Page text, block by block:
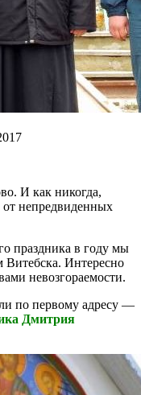
И как никогда,
от непредвиденных
праздника в году мы
Витебска. Интересно
невозгораемости.
по первому адресу —
Дмитрия